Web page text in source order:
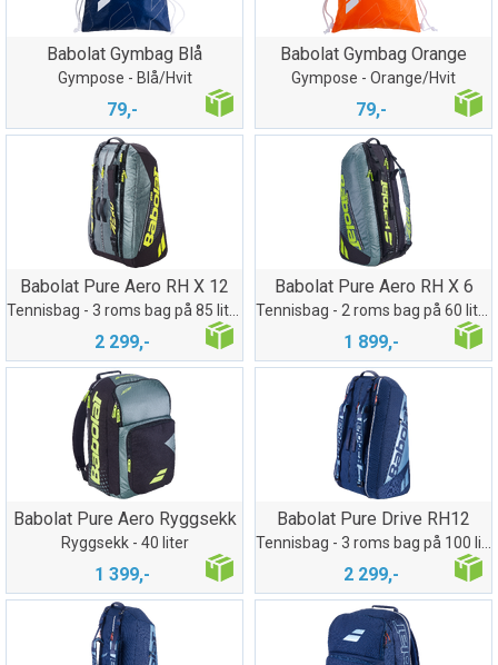
Babolat Gymbag Blå
Gympose - Blå/Hvit
79,-
Babolat Gymbag Orange
Gympose - Orange/Hvit
79,-
Babolat Pure Aero RH X 12
2 299,-
Babolat Pure Aero RH X 6
1 899,-
Babolat Pure Aero Ryggsekk
Ryggsekk - 40 liter
1 399,-
Babolat Pure Drive RH12
2 299,-